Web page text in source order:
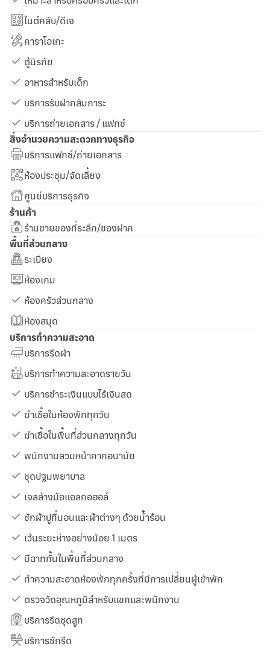
ไนต์คลับ/ดีเจ
คาราโอเกะ
ตู้นิรภัย
อาหารสำหรับเด็ก
บริการรับฝากสัมภาระ
บริการถ่ายเอกสาร / แฟกซ์
สิ่งอำนวยความสะดวกทางธุรกิจ
บริการแฟกซ์/ถ่ายเอกสาร
ห้องประชุม/จัดเลี้ยง
ศูนย์บริการธุรกิจ
ร้านค้า
ร้านขายของที่ระลึก/ของฝาก
พื้นที่ส่วนกลาง
ระเบียง
ห้องเกม
ห้องครัวส่วนกลาง
ห้องสมุด
บริการทำความสะอาด
บริการรีดผ้า
บริการทำความสะอาดรายวัน
บริการชำระเงินแบบไร้เงินสด
ฆ่าเชื้อในห้องพักทุกวัน
ฆ่าเชื้อในพื้นที่ส่วนกลางทุกวัน
พนักงานสวมหน้ากากอนามัย
ชุดปฐมพยาบาล
เจลล้างมือแอลกอฮอล์
ซักผ้าปูที่นอนและผ้าต่างๆ ด้วยน้ำร้อน
เว้นระยะห่างอย่างน้อย 1 เมตร
มีฉากกั้นในพื้นที่ส่วนกลาง
ทำความสะอาดห้องพักทุกครั้งที่มีการเปลี่ยนผู้เข้าพัก
ตรวจวัดอุณหภูมิสำหรับแขกและพนักงาน
บริการรีดชุดสูท
บริการซักรีด